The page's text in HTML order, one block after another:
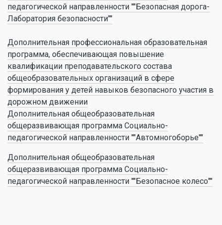
педагогической направленности ""Безопасная дорога-
Лаборатория безопасности""
Дополнительная профессиональная образовательная
программа, обеспечивающая повышение
квалификации преподавательского состава
общеобразовательных организаций в сфере
формирования у детей навыков безопасного участия в
дорожном движении
Дополнительная общеобразовательная
общеразвивающая программа Социально-
педагогической направленности ""Автомногоборье""
Дополнительная общеобразовательная
общеразвивающая программа Социально-
педагогической направленности ""Безопасное колесо""